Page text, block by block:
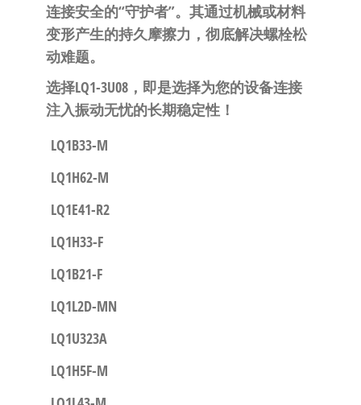
连接安全的“守护者”。其通过机械或材料
变形产生的持久摩擦力，彻底解决螺栓松
动难题。
​选择LQ1-3U08，即是选择为您的设备连接
注入振动无忧的长期稳定性！​
LQ1B33-M
LQ1H62-M
LQ1E41-R2
LQ1H33-F
LQ1B21-F
LQ1L2D-MN
LQ1U323A
LQ1H5F-M